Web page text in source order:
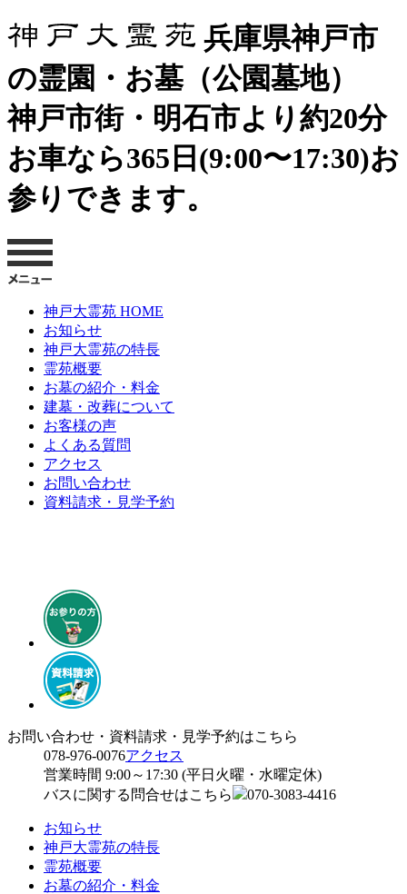
兵庫県神戸市
の霊園・お墓（公園墓地）
神戸市街・明石市より約20分
お車なら365日(9:00〜17:30)お
参りできます。
神戸大霊苑 HOME
お知らせ
神戸大霊苑の特長
霊苑概要
お墓の紹介・料金
建墓・改葬について
お客様の声
よくある質問
アクセス
お問い合わせ
資料請求・見学予約
お問い合わせ・資料請求・見学予約はこちら
078-976-0076アクセス
営業時間 9:00～17:30 (平日火曜・水曜定休)
バスに関する問合せはこちら
070-3083-4416
お知らせ
神戸大霊苑の特長
霊苑概要
お墓の紹介・料金